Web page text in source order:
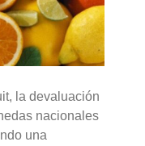
la devaluación
nacionales
una